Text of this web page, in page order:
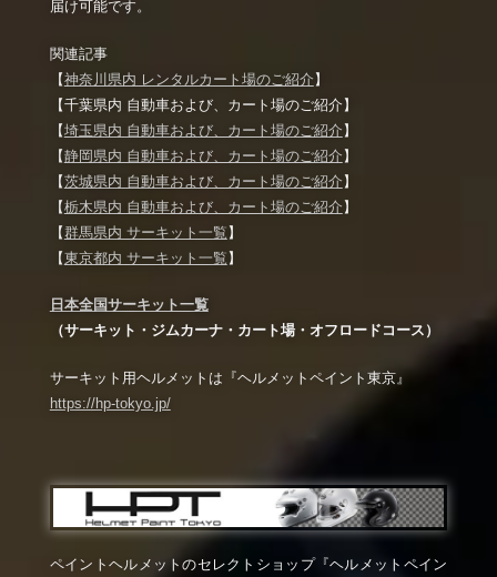
届け可能です。
関連記事
【神奈川県内 レンタルカート場のご紹介】
【千葉県内 自動車および、カート場のご紹介】
【埼玉県内 自動車および、カート場のご紹介】
【静岡県内 自動車および、カート場のご紹介】
【茨城県内 自動車および、カート場のご紹介】
【栃木県内 自動車および、カート場のご紹介】
【群馬県内 サーキット一覧】
【東京都内 サーキット一覧】
日本全国サーキット一覧
（サーキット・ジムカーナ・カート場・オフロードコース）
サーキット用ヘルメットは『ヘルメットペイント東京』
https://hp-tokyo.jp/
ペイントヘルメットのセレクトショップ『ヘルメットペイン